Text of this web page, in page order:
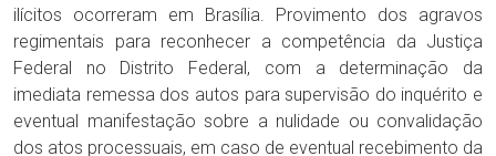
ilícitos ocorreram em Brasília. Provimento dos agravos
regimentais para reconhecer a competência da Justiça
Federal no Distrito Federal, com a determinação da
imediata remessa dos autos para supervisão do inquérito e
eventual manifestação sobre a nulidade ou convalidação
dos atos processuais, em caso de eventual recebimento da